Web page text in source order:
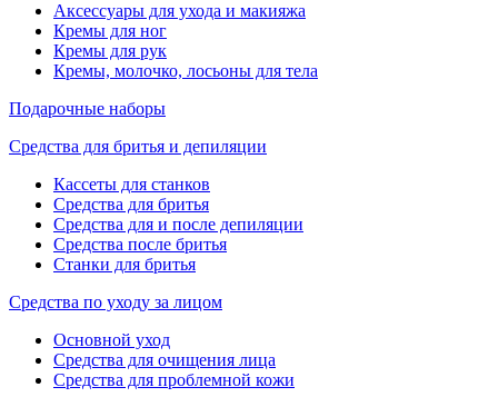
Аксессуары для ухода и макияжа
Кремы для ног
Кремы для рук
Кремы, молочко, лосьоны для тела
Подарочные наборы
Средства для бритья и депиляции
Кассеты для станков
Средства для бритья
Средства для и после депиляции
Средства после бритья
Станки для бритья
Средства по уходу за лицом
Основной уход
Средства для очищения лица
Средства для проблемной кожи